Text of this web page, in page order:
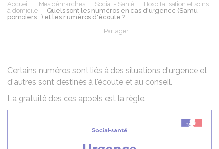
Accueil Mes démarches Social - Santé
Hospitalisation et soins
à domicile
Quels sont les numéros en cas d'urgence (Samu,
pompiers...) et les numéros d'écoute ?
Partager
Certains numéros sont liés à des situations d'urgence et
d'autres sont destinés à l'écoute et au conseil.
La gratuité des ces appels est la règle.